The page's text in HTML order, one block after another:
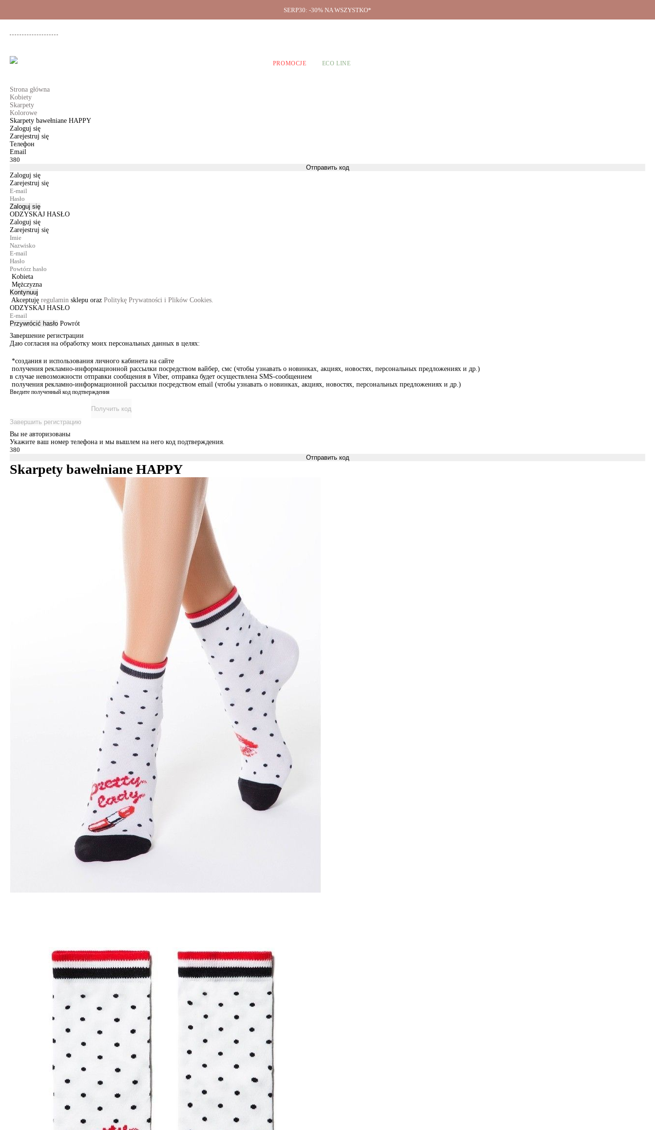
SERP30: -30% NA WSZYSTKO*
PROMOCJE ECO LINE
Strona główna
Kobiety
Skarpety
Kolorowe
Skarpety bawełniane HAPPY
Zaloguj się
Zarejestruj się
Телефон
Email
Отправить код
Zaloguj się
Zarejestruj się
Zaloguj się
ODZYSKAJ HASŁO
Zaloguj się
Zarejestruj się
Kobieta
Mężczyzna
Kontynuuj
Akceptuję regulamin sklepu oraz Politykę Prywatności i Plików Cookies.
ODZYSKAJ HASŁO
Przywrócić hasło Powrót
Завершение регистрации
Даю согласия на обработку моих персональных данных в целях:
*создания и использования личного кабинета на сайте
получения рекламно-информационной рассылки посредством вайбер, смс (чтобы узнавать о новинках, акциях, новостях, персональных предложениях и др.)
в случае невозможности отправки сообщения в Viber, отправка будет осуществлена SMS-сообщением
получения рекламно-информационной рассылки посредством email (чтобы узнавать о новинках, акциях, новостях, персональных предложениях и др.)
Введите полученный код подтверждения
Получить код
Завершить регистрацию
Вы не авторизованы
Укажите ваш номер телефона и мы вышлем на него код подтверждения.
Отправить код
Skarpety bawełniane HAPPY